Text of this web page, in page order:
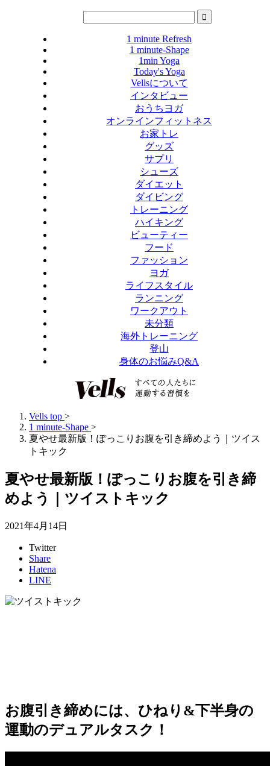
1 minute Refresh
1 minute-Shape
1min Yoga
Today's Yoga
Vellsについて
インタビュー
おうちヨガ
オンラインフィットネス
お家トレ
グッズ
サプリ
シューズ
ダイエット
ダイビング
トレーニング
ハイキング
ビューティー
フード
ファッション
ヨガ
ライフスタイル
ランニング
ワークアウト
未分類
海外トレーニング
登山
身体のお悩みQ&A
Vells top >
1 minute-Shape >
夏やせ最新版！ぽっこりお腹を引き締めよう｜ツイス
トキック
夏やせ最新版！ぽっこりお腹を引き締
めよう｜ツイストキック
2021年4月14日
Twitter
Share
Hatena
LINE
お腹引き締めには、ひねり&下半身の
運動のデュアルタスク！